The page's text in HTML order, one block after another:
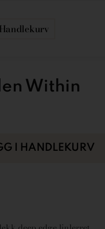
Handlekurv
Within
I HANDLEKURV